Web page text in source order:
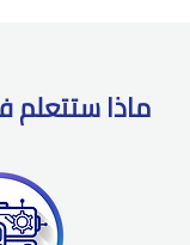
ماذا ستتعلم